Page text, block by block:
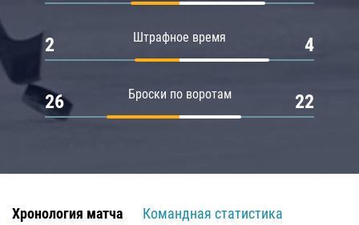
Штрафное время
2 4
Броски по воротам
26 22
Хронология матча
Командная статистика